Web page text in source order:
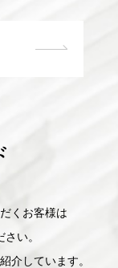
くお客様は
い。
介しています。